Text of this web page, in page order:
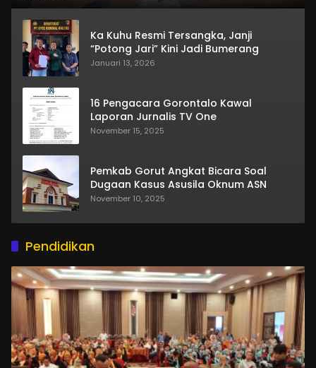
Ka Kuhu Resmi Tersangka, Janji
“Potong Jari” Kini Jadi Bumerang
Januari 13, 2026
16 Pengacara Gorontalo Kawal
Laporan Jurnalis TV One
November 15, 2025
Pemkab Gorut Angkat Bicara Soal
Dugaan Kasus Asusila Oknum ASN
November 10, 2025
Pendidikan